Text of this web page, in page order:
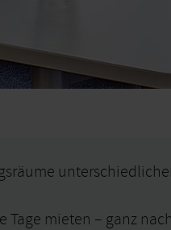
Tage mieten – ganz